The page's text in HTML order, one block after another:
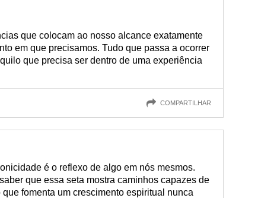
que colocam ao nosso alcance exatamente
em que precisamos. Tudo que passa a ocorrer
que precisa ser dentro de uma experiência
COMPARTILHAR
é o reflexo de algo em nós mesmos.
que essa seta mostra caminhos capazes de
fomenta um crescimento espiritual nunca